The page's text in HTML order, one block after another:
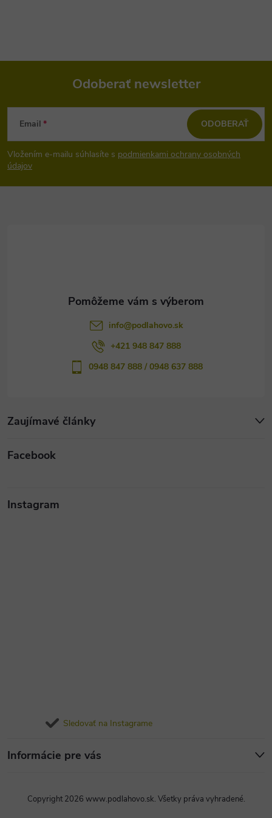
Z
á
p
Odoberať newsletter
Email
Vložením e-mailu súhlasíte s podmienkami ochrany osobných
údajov
ODOBERAŤ
Zaujímavé články
info@podlahovo.sk
+421 948 847 888
0948 847 888 / 0948 637 888
Facebook
Instagram
Sledovať na Instagrame
Informácie pre vás
Copyright 2026 www.podlahovo.sk. Všetky práva vyhradené.